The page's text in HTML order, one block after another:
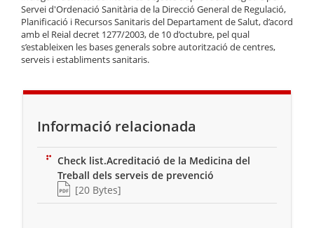
Servei d'Ordenació Sanitària de la Direcció General de Regulació,
Planificació i Recursos Sanitaris del Departament de Salut, d’acord
amb el Reial decret 1277/2003, de 10 d’octubre, pel qual
s’estableixen les bases generals sobre autorització de centres,
serveis i establiments sanitaris.
Informació relacionada
Check list.Acreditació de la Medicina del
Treball dels serveis de prevenció
(Pes del fitxer)
[20 Bytes]